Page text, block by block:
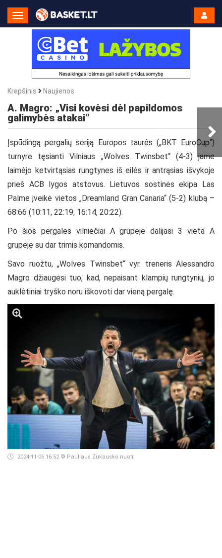
Toggle
Navigation
Krepšinis Naujienos
A. Magro: „Visi kovėsi dėl papildomos
galimybės atakai“
Įspūdingą pergalių seriją Europos taurės („BKT EuroCup“)
turnyre tęsianti Vilniaus „Wolves Twinsbet“ (4-3) jame
laimėjo ketvirtąsias rungtynes iš eilės ir antrąsias išvykoje
prieš ACB lygos atstovus. Lietuvos sostinės ekipa Las
Palme įveikė vietos „Dreamland Gran Canaria“ (5-2) klubą –
68:66 (10:11, 22:19, 16:14, 20:22).
Po šios pergalės vilniečiai A grupėje dalijasi 3 vieta A
grupėje su dar trimis komandomis.
Savo ruožtu, „Wolves Twinsbet“ vyr. treneris Alessandro
Magro džiaugėsi tuo, kad, nepaisant klampių rungtynių, jo
auklėtiniai tryško noru iškovoti dar vieną pergalę.
2024-11-06 16:52 © Pauliaus Žukausko nuotr.